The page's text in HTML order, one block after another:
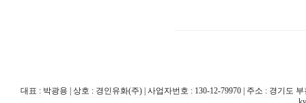
대표 : 박광용 | 상호 : 경인유화(주) | 사업자번호 : 130-12-79970 | 주소 : 경기도